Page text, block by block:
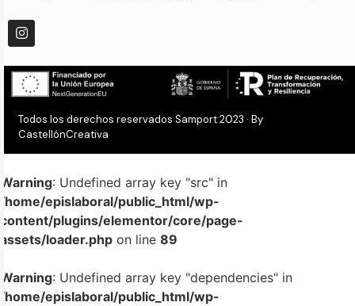
Todos los derechos reservados Samport 2023 · By
CastellónCreativa
Warning: Undefined array key "src" in
/home/epislaboral/public_html/wp-
content/plugins/elementor/core/page-
assets/loader.php on line 89
Warning: Undefined array key "dependencies" in
/home/epislaboral/public_html/wp-